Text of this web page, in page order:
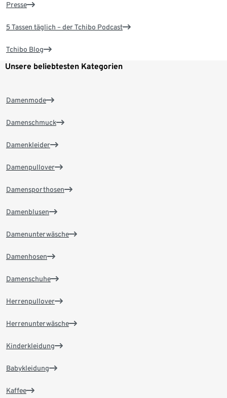
Presse
5 Tassen täglich – der Tchibo Podcast
Tchibo Blog
Unsere beliebtesten Kategorien
Damenmode
Damenschmuck
Damenkleider
Damenpullover
Damensporthosen
Damenblusen
Damenunterwäsche
Damenhosen
Damenschuhe
Herrenpullover
Herrenunterwäsche
Kinderkleidung
Babykleidung
Kaffee